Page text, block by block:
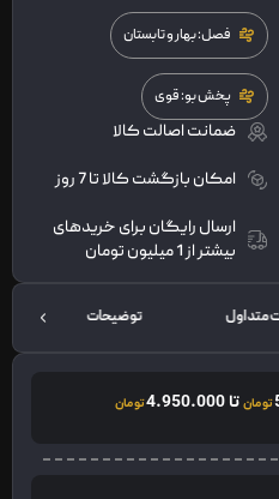
فصل: بهار و تابستان
پخش بو: قوی
ضمانت اصالت کالا
امکان بازگشت کالا تا 7 روز
ارسال رایگان برای خریدهای
بیشتر از 1 میلیون تومان
توضیحات
تا4.950.000تومان